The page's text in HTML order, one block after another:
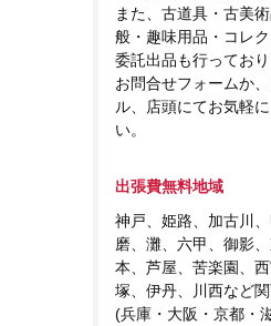
また、古道具・古美
般・趣味用品・コレ
委託出品も行っており
お問合せフォームか
ル、店頭にてお気軽
い。
出張費無料地域
神戸、姫路、加古川
磨、灘、六甲、御影
本、芦屋、苦楽園、
塚、伊丹、川西など
(兵庫・大阪・京都・